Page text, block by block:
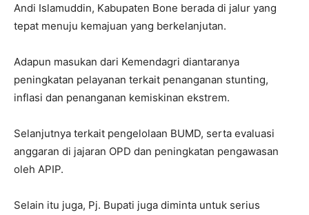
Andi Islamuddin, Kabupaten Bone berada di jalur yang
tepat menuju kemajuan yang berkelanjutan.
Adapun masukan dari Kemendagri diantaranya
peningkatan pelayanan terkait penanganan stunting,
inflasi dan penanganan kemiskinan ekstrem.
Selanjutnya terkait pengelolaan BUMD, serta evaluasi
anggaran di jajaran OPD dan peningkatan pengawasan
oleh APIP.
Selain itu juga, Pj. Bupati juga diminta untuk serius